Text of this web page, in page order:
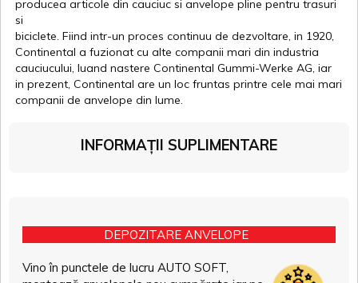
producea articole din cauciuc si anvelope pline pentru trasuri
si
biciclete. Fiind intr-un proces continuu de dezvoltare, in 1920,
Continental a fuzionat cu alte companii mari din industria
cauciucului, luand nastere Continental Gummi-Werke AG, iar
in prezent, Continental are un loc fruntas printre cele mai mari
companii de anvelope din lume.
INFORMAȚII SUPLIMENTARE
DEPOZITARE ANVELOPE
Vino în punctele de lucru AUTO SOFT,